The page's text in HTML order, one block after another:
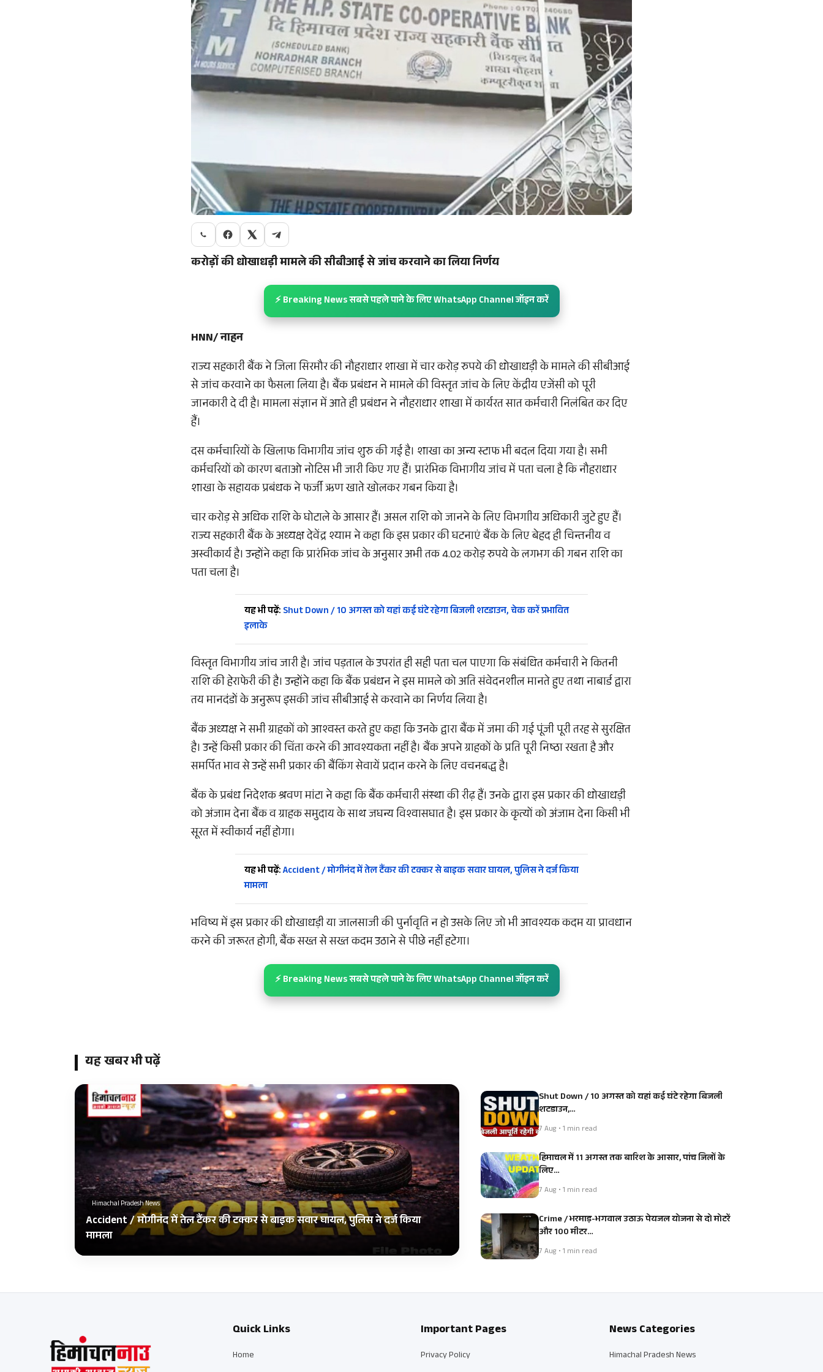
करोड़ों की धोखाधड़ी मामले की सीबीआई से जांच करवाने कालिया निर्णय
⚡ Breaking News सबसे पहले पाने के लिए WhatsApp Channel जॉइन करें
HNN/ नाहन
राज्य सहकारी बैंक ने जिला सिरमौर की नौहराधार शाखा में चार करोड़ रुपये की धोखाधड़ी के मामले की सीबीआई
से जांच करवाने का फैसला लिया है। बैंक प्रबंधन ने मामले की विस्तृत जांच के लिए केंद्रीय एजेंसी को पूरी
जानकारी दे दी है। मामला संज्ञान में आते ही प्रबंधन ने नौहराधार शाखा में कार्यरत सात कर्मचारी निलंबित कर दिए
हैं।
दस कर्मचारियों के खिलाफ विभागीय जांच शुरु की गई है। शाखा का अन्य स्टाफ भी बदल दिया गया है। सभी
कर्मचरियों को कारण बताओ नोटिस भी जारी किए गए हैं। प्रारंभिक विभागीय जांच में पता चला है कि नौहराधार
शाखा के सहायक प्रबंधक ने फर्जी ऋण खाते खोलकर गबन किया है।
चार करोड़ से अधिक राशि के घोटाले के आसार हैं। असल राशि को जानने के लिए विभगाीय अधिकारी जुटे हुए हैं।
राज्य सहकारी बैंक के अध्यक्ष देवेंद्र श्याम ने कहा कि इस प्रकार की घटनाएं बैंक के लिए बेहद ही चिन्तनीय व
अस्वीकार्य है। उन्होंने कहा कि प्रारंभिक जांच के अनुसार अभी तक 4.02 करोड़ रुपये के लगभग की गबन राशि का
पता चला है।
यह भी पढ़ें: Shut Down / 10 अगस्त को यहां कई घंटे रहेगा बिजली शटडाउन, चेक करें प्रभावित
इलाके
विस्तृत विभागीय जांच जारी है। जांच पड़ताल के उपरांत ही सही पता चल पाएगा कि संबंधित कर्मचारी ने कितनी
राशि की हेराफेरी की है। उन्होंने कहा कि बैंक प्रबंधन ने इस मामले को अति संवेदनशील मानते हुए तथा नाबार्ड द्वारा
तय मानदंडों के अनुरूप इसकी जांच सीबीआई से करवाने का निर्णय लिया है।
बैंक अध्यक्ष ने सभी ग्राहकों को आश्वस्त करते हुए कहा कि उनके द्वारा बैंक में जमा की गई पूंजी पूरी तरह से सुरक्षित
है। उन्हें किसी प्रकार की चिंता करने की आवश्यकता नहीं है। बैंक अपने ग्राहकों के प्रति पूरी निष्ठा रखता है और
समर्पित भाव से उन्हें सभी प्रकार की बैंकिंग सेवायें प्रदान करने के लिए वचनबद्ध है।
बैंक के प्रबंध निदेशक श्रवण मांटा ने कहा कि बैंक कर्मचारी संस्था की रीढ़ हैं। उनके द्वारा इस प्रकार की धोखाधड़ी
को अंजाम देना बैंक व ग्राहक समुदाय के साथ जघन्य विश्वासघात है। इस प्रकार के कृत्यों को अंजाम देना किसी भी
सूरत में स्वीकार्य नहीं होगा।
यह भी पढ़ें:Accident / मोगीनंद में तेल टैंकर की टक्कर से बाइक सवार घायल, पुलिस ने दर्ज किया
मामला
भविष्य में इस प्रकार की धोखाधड़ी या जालसाजी की पुर्नावृति न हो उसके लिए जो भी आवश्यक कदम या प्रावधान
करने की जरूरत होगी, बैंक सख्त से सख्त कदम उठाने से पीछे नहीं हटेगा।
⚡ Breaking News सबसे पहले पाने के लिए WhatsApp Channel जॉइन करें
यह खबर भी पढ़ें
Himachal Pradesh News
Accident / मोगीनंद में तेल टैंकर की टक्कर से बाइक सवार घायल, पुलिस ने दर्ज किया
मामला
Shut Down / 10 अगस्त को यहां कई घंटे रहेगा बिजली
शटडाउन,…
7 Aug • 1 min read
हिमाचल में 11 अगस्त तक बारिश के आसार, पांच जिलों के
लिए…
7 Aug • 1 min read
Crime / भरमाड़-भगवाल उठाऊ पेयजल योजना से दो मोटरें
और 100 मीटर…
7 Aug • 1 min read
Quick Links
Home
Important Pages
Privacy Policy
News Categories
Himachal Pradesh News